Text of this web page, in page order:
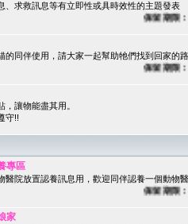
、求救訊息等有立即性或具時效性的主題發表
保留期限：45
的同伴使用，請大家一起幫助牠們找到回家的
保留期限：60
，讓物能盡其用。
守!!
專區
醫院放置認養訊息用，歡迎同伴認養一個動物
保留期限：60
家